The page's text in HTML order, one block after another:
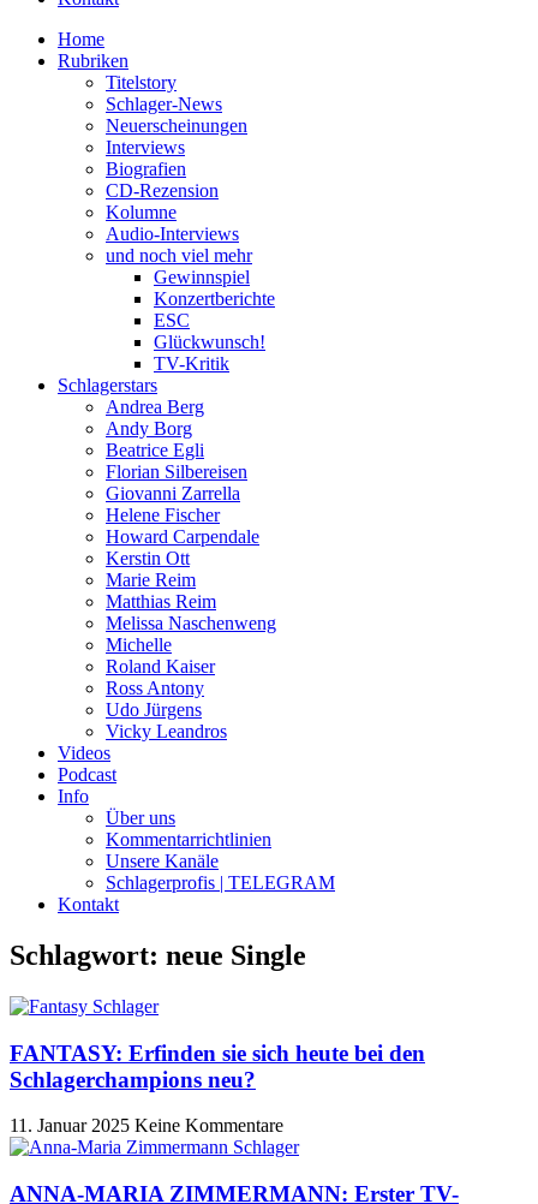
Home
Rubriken
Titelstory
Schlager-News
Neuerscheinungen
Interviews
Biografien
CD-Rezension
Kolumne
Audio-Interviews
und noch viel mehr
Gewinnspiel
Konzertberichte
ESC
Glückwunsch!
TV-Kritik
Schlagerstars
Andrea Berg
Andy Borg
Beatrice Egli
Florian Silbereisen
Giovanni Zarrella
Helene Fischer
Howard Carpendale
Kerstin Ott
Marie Reim
Matthias Reim
Melissa Naschenweng
Michelle
Roland Kaiser
Ross Antony
Udo Jürgens
Vicky Leandros
Videos
Podcast
Info
Über uns
Kommentarrichtlinien
Unsere Kanäle
Schlagerprofis | TELEGRAM
Kontakt
Schlagwort: neue Single
FANTASY: Erfinden sie sich heute bei den
Schlagerchampions neu?
11. Januar 2025 Keine Kommentare
ANNA-MARIA ZIMMERMANN: Erster TV-